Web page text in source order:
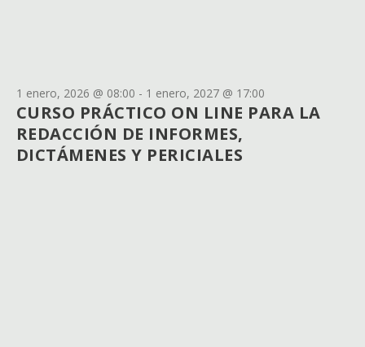
1 enero, 2026 @ 08:00 - 1 enero, 2027 @ 17:00
CURSO PRÁCTICO ON LINE PARA LA
REDACCIÓN DE INFORMES,
DICTÁMENES Y PERICIALES